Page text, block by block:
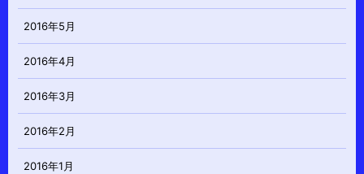
2016年5月
2016年4月
2016年3月
2016年2月
2016年1月